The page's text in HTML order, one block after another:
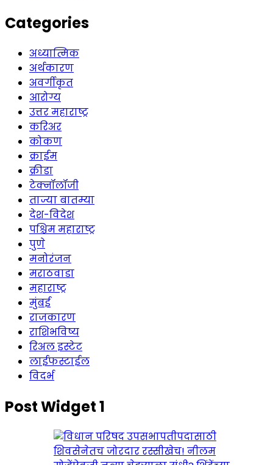
Categories
अध्यात्मिक
अर्थकारण
अवर्गीकृत
आरोग्य
उत्तर महाराष्ट्र
करिअर
कोकण
क्राईम
क्रीडा
टेक्नॉलॉजी
ताज्या बातम्या
देश-विदेश
पश्चिम महाराष्ट्र
पुणे
मनोरंजन
मराठवाडा
महाराष्ट्र
मुंबई
राजकारण
राशिभविष्य
रिअल इस्टेट
लाईफस्टाईल
विदर्भ
Post Widget 1